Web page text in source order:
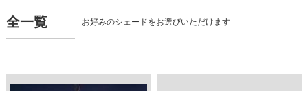
全一覧 お好みのシェードをお選びいただけます